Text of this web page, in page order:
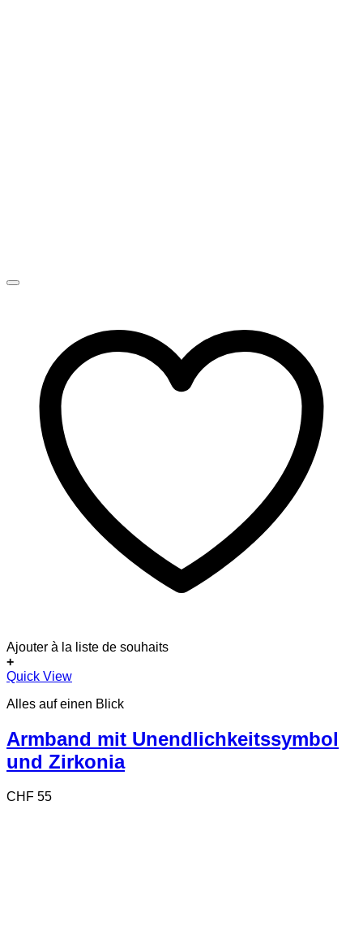
Ajouter à la liste de souhaits
+
Quick View
Alles auf einen Blick
Armband mit Unendlichkeitssymbol
und Zirkonia
CHF 55